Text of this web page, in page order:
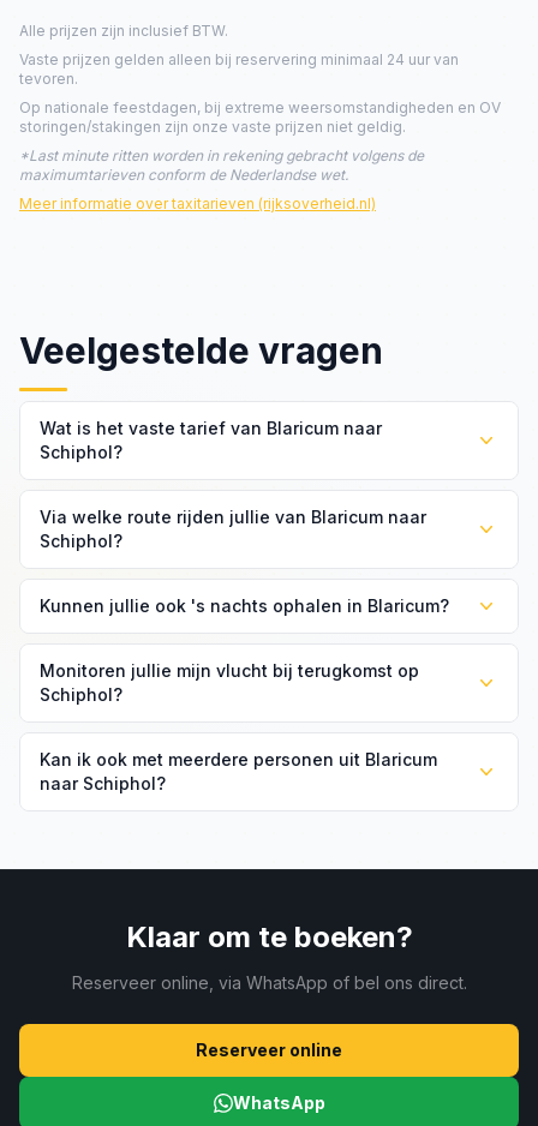
Alle prijzen zijn inclusief BTW.
Vaste prijzen gelden alleen bij reservering minimaal 24 uur van
tevoren.
Op nationale feestdagen, bij extreme weersomstandigheden en OV
storingen/stakingen zijn onze vaste prijzen niet geldig.
*Last minute ritten worden in rekening gebracht volgens de
maximumtarieven conform de Nederlandse wet.
Meer informatie over taxitarieven (rijksoverheid.nl)
Veelgestelde vragen
Wat is het vaste tarief van Blaricum naar
Schiphol?
personenwagen, ongeacht bagage of tijdstip.
Via welke route rijden jullie van Blaricum naar
Schiphol?
naar Schiphol. Bij files kiezen wij een alternatieve route.
Kunnen jullie ook 's nachts ophalen in Blaricum?
nodig heeft.
Monitoren jullie mijn vlucht bij terugkomst op
Schiphol?
bij vertragingen zonder extra kosten.
Kan ik ook met meerdere personen uit Blaricum
naar Schiphol?
Klaar om te boeken?
Reserveer online, via WhatsApp of bel ons direct.
Reserveer online
WhatsApp